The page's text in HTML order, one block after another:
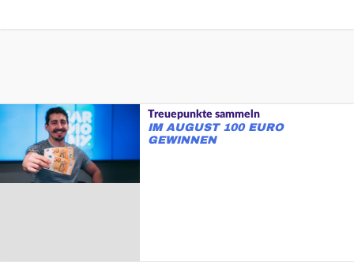
Treuepunkte sammeln
IM AUGUST 100 EURO
GEWINNEN